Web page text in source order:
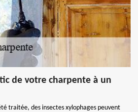
de votre charpente à un
traitée, des insectes xylophages peuvent